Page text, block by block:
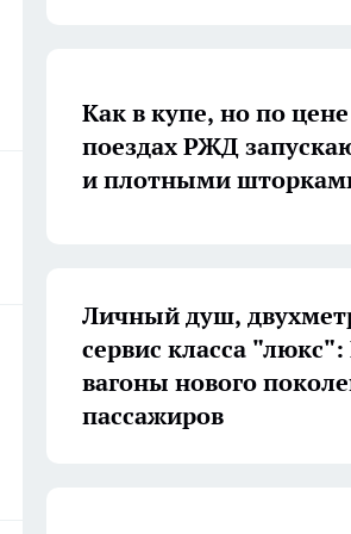
Как в купе, но по
поездах РЖД
и плотными
Личный душ,
сервис класса
вагоны нового
пассажиров